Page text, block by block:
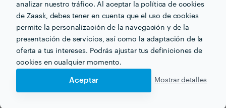
analizar nuestro tráfico. Al aceptar la política de cookies
de Zaask, debes tener en cuenta que el uso de cookies
permite la personalización de la navegación y de la
presentación de servicios, así como la adaptación de la
oferta a tus intereses. Podrás ajustar tus definiciones de
cookies en cualquier momento.
Aceptar Mostrar detalles
próximo proyecto?
Ahora que tienes una idea de los precios, ¡vamos a
encontrar profesionales cerca de ti!